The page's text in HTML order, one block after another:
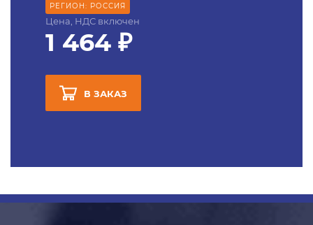
РЕГИОН: РОССИЯ
Цена, НДС включен
1 464 ₽
В ЗАКАЗ